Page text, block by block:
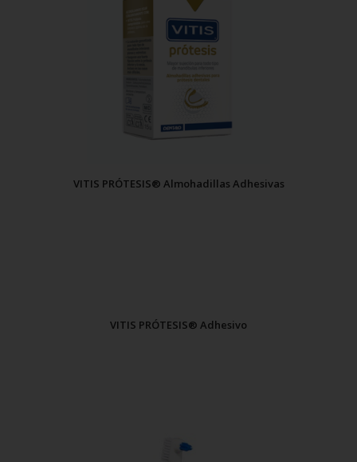
VITIS PRÓTESIS® Almohadillas Adhesivas
VITIS PRÓTESIS® Adhesivo